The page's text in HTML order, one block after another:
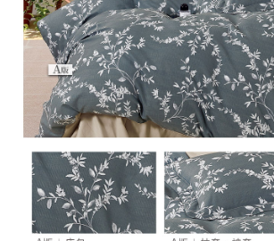
任。
４．使用「AFTEE先享後付」時，將依據個別帳號之
時審查核予不同之上限額度；若仍有額度不足之情形
請求用戶進行身份認證。
５．嚴禁一人註冊多個帳號或使用他人資訊註冊。若
恩沛科技股份有限公司將有權停止該用戶之使用額度